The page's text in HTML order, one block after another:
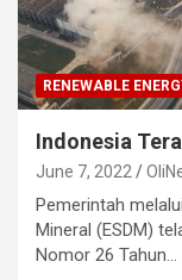
RENEWABLE
Indonesia
June 7, 2022
Pemerintah
Mineral (ESDM)
Nomor 26 Tahun…